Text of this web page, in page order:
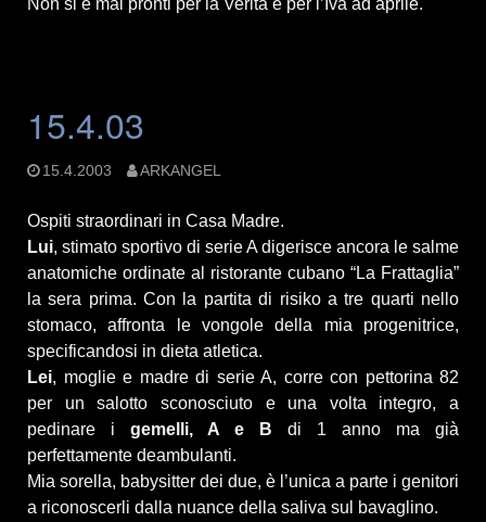
Non si è mai pronti per la Verità e per l’Iva ad aprile.
15.4.03
15.4.2003 ARKANGEL
Ospiti straordinari in Casa Madre.
Lui, stimato sportivo di serie A digerisce ancora le salme
anatomiche ordinate al ristorante cubano “La Frattaglia”
la sera prima. Con la partita di risiko a tre quarti nello
stomaco, affronta le vongole della mia progenitrice,
specificandosi in dieta atletica.
Lei, moglie e madre di serie A, corre con pettorina 82
per un salotto sconosciuto e una volta integro, a
pedinare i gemelli, A e B di 1 anno ma già
perfettamente deambulanti.
Mia sorella, babysitter dei due, è l’unica a parte i genitori
a riconoscerli dalla nuance della saliva sul bavaglino.